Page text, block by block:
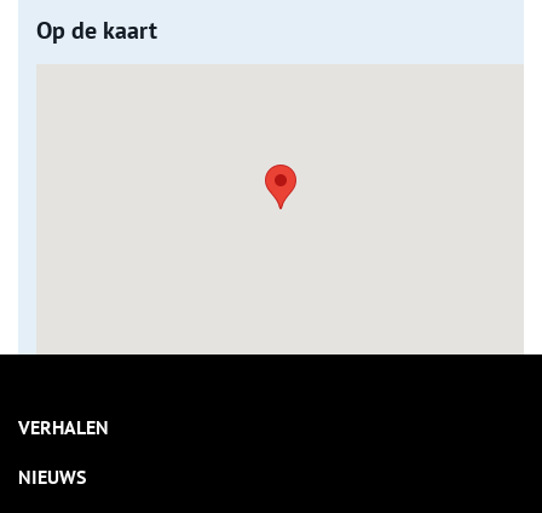
Op de kaart
VERHALEN
NIEUWS